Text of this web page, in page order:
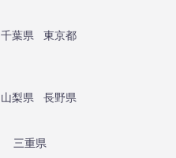
千葉県
東京都
山梨県
長野県
三重県